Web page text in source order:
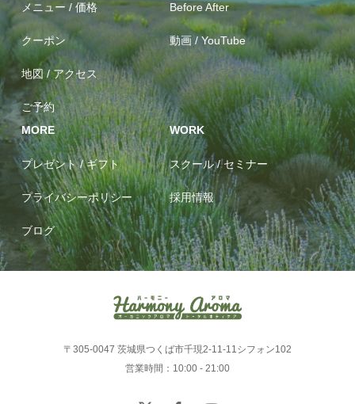
メニュー / 価格
クーポン
地図 / アクセス
ご予約
Before After
動画 / YouTube
MORE
プレゼント / ギフト
プライバシーポリシー
ブログ
WORK
スクール / セミナー
採用情報
〒305-0047 茨城県つくば市千現2-11-11シフォン102
営業時間：10:00 - 21:00